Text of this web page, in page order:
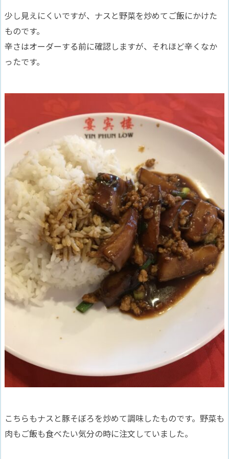
少し見えにくいですが、ナスと野菜を炒めてご飯にかけた
ものです。
辛さはオーダーする前に確認しますが、それほど辛くなか
ったです。
こちらもナスと豚そぼろを炒めて調味したものです。野菜も
肉もご飯も食べたい気分の時に注文していました。